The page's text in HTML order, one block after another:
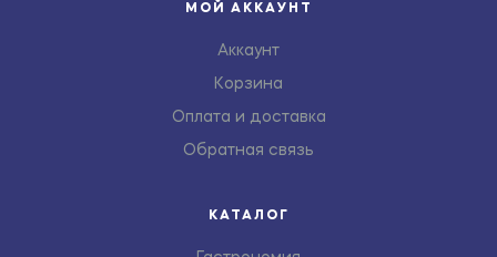
МОЙ АККАУНТ
Аккаунт
Корзина
Оплата и доставка
Обратная связь
КАТАЛОГ